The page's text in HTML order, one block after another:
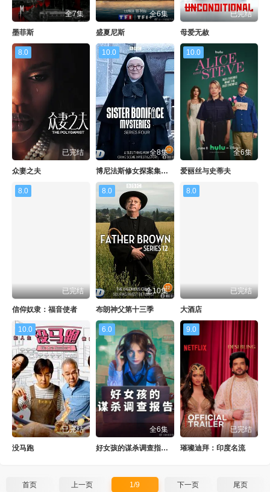
全7集
墨菲斯
全6集
盛夏尼斯
已完结
母爱无赦
8.0
已完结
众妻之夫
10.0
全8集
博尼法斯修女探案集第四季
10.0
全6集
爱丽丝与史蒂夫
8.0
已完结
信仰奴隶：福音使者
8.0
全10集
布朗神父第十三季
8.0
已完结
大酒店
10.0
已完结
没马跑
6.0
全6集
好女孩的谋杀调查指南第二季
9.0
已完结
璀璨迪拜：印度名流
首页 上一页 1/9 下一页 尾页